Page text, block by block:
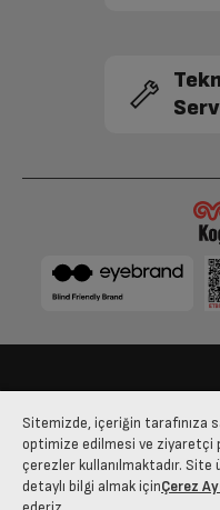
©
Sitemizde, içeriğin tarafınıza
optimize edilmesi ve ziyaretçi
çerezler kullanılmaktadır. Site
detaylı bilgi almak içinÇerez